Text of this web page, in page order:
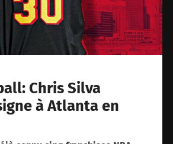
Chris Silva
à Atlanta en